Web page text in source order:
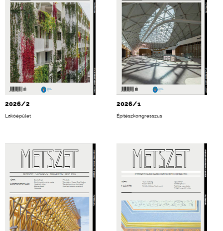
2026/2
Lakóépület
2026/1
Építészkongresszus